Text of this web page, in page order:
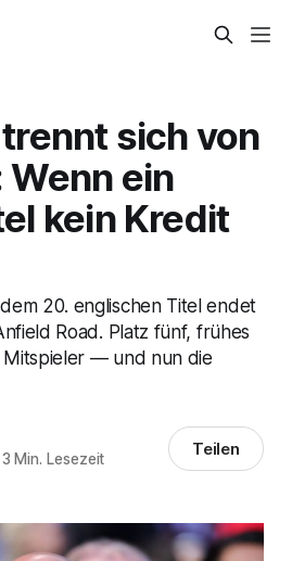
sich von
Wenn ein
kein Kredit
20. englischen Titel endet
Road. Platz fünf, frühes
Mitspieler — und nun die
Min. Lesezeit Teilen